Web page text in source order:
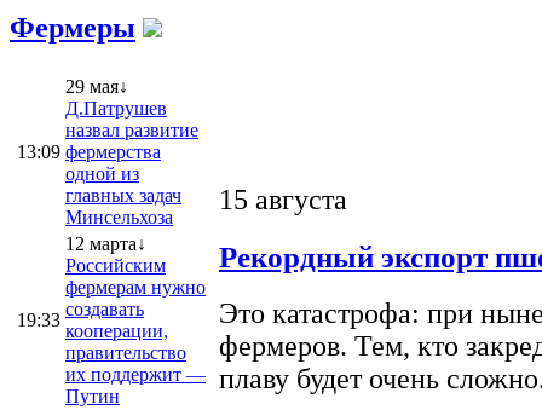
Фермеры
13:09
29 мая↓
Д.Патрушев
назвал развитие
фермерства
одной из
главных задач
Минсельхоза
19:33
12 марта↓
Российским
фермерам нужно
создавать
кооперации,
правительство
их поддержит —
Путин
15 августа
Рекордный экспорт
Это катастрофа: при
фермеров. Тем, кто
плаву будет очень